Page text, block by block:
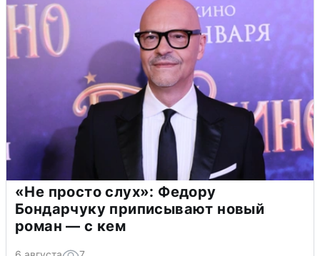
«Не просто слух»: Федору
Бондарчуку приписывают новый
роман — с кем